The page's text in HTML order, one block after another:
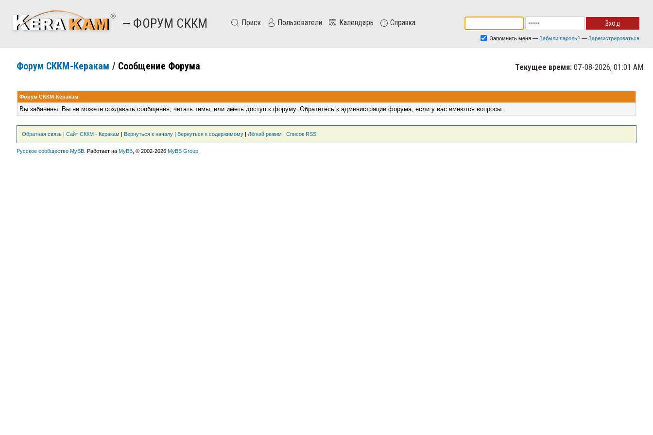
— ФОРУМ СККМ Поиск Пользователи Календарь Справка
Запомнить меня — Забыли пароль? — Зарегистрироваться
Текущее время: 07-08-2026, 01:01 AM
Форум СККМ-Керакам / Сообщение Форума
Форум СККМ-Керакам
Вы забанены. Вы не можете создавать сообщения, читать темы, или иметь доступ к форуму. Обратитесь к администрации форума, если у вас имеются вопросы.
Обратная связь| Сайт СККМ - Керакам | Вернуться к началу| Вернуться к содержимому| Лёгкий режим | Список RSS
Русское сообщество MyBB. Работает на MyBB, © 2002-2026 MyBB Group.